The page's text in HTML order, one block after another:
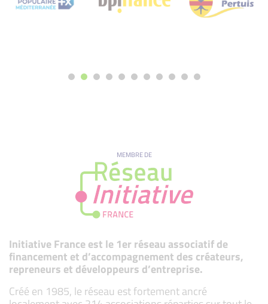
MEMBRE DE
Initiative France est le 1er réseau associatif de
financement et d’accompagnement des créateurs,
repreneurs et développeurs d’entreprise.
Créé en 1985, le réseau est fortement ancré